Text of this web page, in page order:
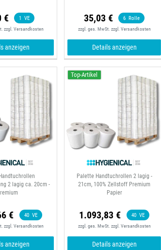
€ 1 VE
zzgl. Versandkosten
anzeigen
35,03 € 6 Rolle
zzgl. ges. MwSt. zzgl. Versandkosten
Details anzeigen
2 lagig ca. 20cm -
€ 40 VE
zzgl. Versandkosten
anzeigen
Top-Artikel
Palette Handtuchrollen 2 lagig -
21cm, 100% Zellstoff Premium
Papier
1.093,83 € 40 VE
zzgl. ges. MwSt. zzgl. Versandkosten
Details anzeigen